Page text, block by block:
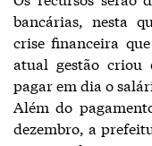
bancárias, nesta
crise financeira
atual gestão
pagar em dia o
Além do
dezembro, a